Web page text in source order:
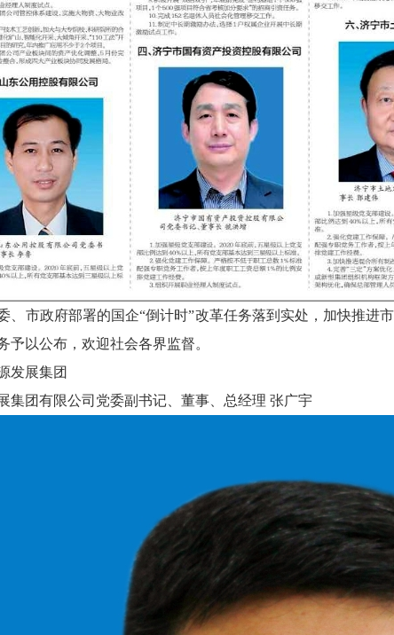
、市政府部署的国企“倒计时”改革任务落到实处，加快推进
予以公布，欢迎社会各界监督。
发展集团
集团有限公司党委副书记、董事、总经理 张广宇